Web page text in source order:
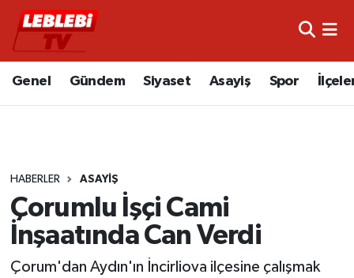
Genel Gündem Siyaset Asayiş Spor
HABERLER ASAYIŞ
Çorumlu İşçi Cami
İnşaatında Can Verdi
Çorum'dan Aydın'ın İncirliova ilçesine çalışmak
Hava Durumu
Süper Lig Puan Durumu ve Fikstür
Tüm Manşetler
Son Dakika Haberleri